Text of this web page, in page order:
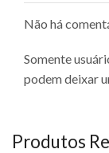
Não há
Somente
podem deixar
Produtos